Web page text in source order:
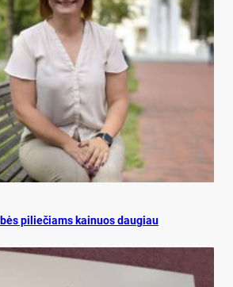
pi­lie­čiams kai­nuos dau­giau